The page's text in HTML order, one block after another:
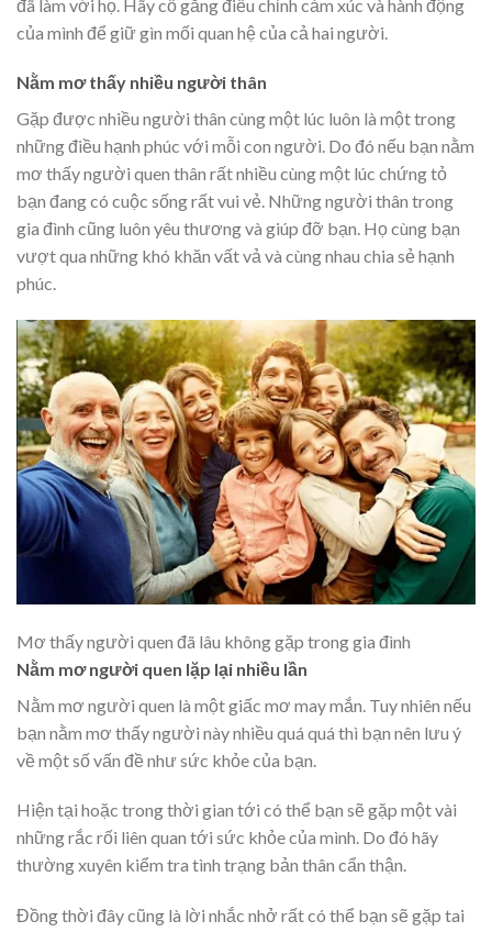
đã làm với họ. Hãy cố gắng điều chỉnh cảm xúc và hành động
của mình để giữ gìn mối quan hệ của cả hai người.
Nằm mơ thấy nhiều người thân
Gặp được nhiều người thân cùng một lúc luôn là một trong
những điều hạnh phúc với mỗi con người. Do đó nếu bạn nằm
mơ thấy người quen thân rất nhiều cùng một lúc chứng tỏ
bạn đang có cuộc sống rất vui vẻ. Những người thân trong
gia đình cũng luôn yêu thương và giúp đỡ bạn. Họ cùng bạn
vượt qua những khó khăn vất vả và cùng nhau chia sẻ hạnh
phúc.
Mơ thấy người quen đã lâu không gặp trong gia đình
Nằm mơ người quen lặp lại nhiều lần
Nằm mơ người quen là một giấc mơ may mắn. Tuy nhiên nếu
bạn nằm mơ thấy người này nhiều quá quá thì bạn nên lưu ý
về một số vấn đề như sức khỏe của bạn.
Hiện tại hoặc trong thời gian tới có thể bạn sẽ gặp một vài
những rắc rối liên quan tới sức khỏe của mình. Do đó hãy
thường xuyên kiểm tra tình trạng bản thân cẩn thận.
Đồng thời đây cũng là lời nhắc nhở rất có thể bạn sẽ gặp tai